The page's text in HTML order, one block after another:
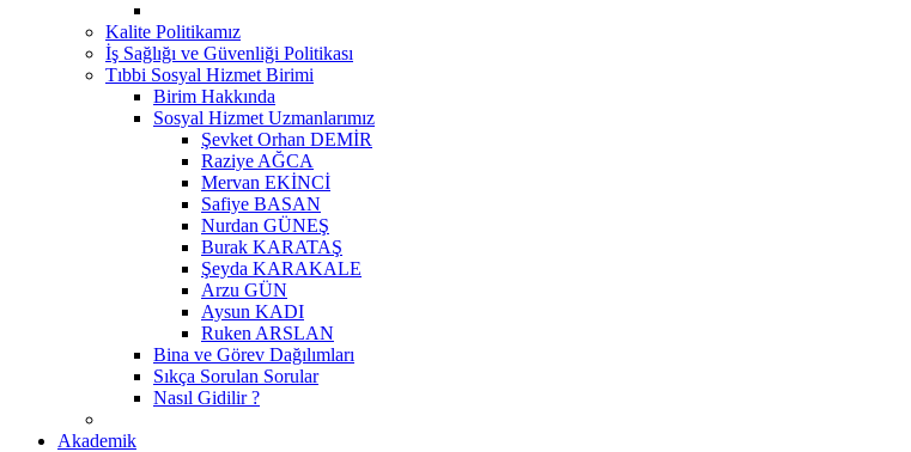
Kalite Politikamız
İş Sağlığı ve Güvenliği Politikası
Tıbbi Sosyal Hizmet Birimi
Birim Hakkında
Sosyal Hizmet Uzmanlarımız
Şevket Orhan DEMİR
Raziye AĞCA
Mervan EKİNCİ
Safiye BASAN
Nurdan GÜNEŞ
Burak KARATAŞ
Şeyda KARAKALE
Arzu GÜN
Aysun KADI
Ruken ARSLAN
Bina ve Görev Dağılımları
Sıkça Sorulan Sorular
Nasıl Gidilir ?
Akademik